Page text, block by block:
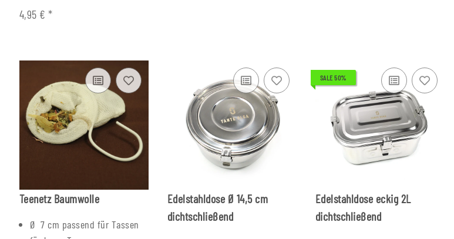
4,95 €*
Teenetz Baumwolle
Ø 7 cm passend für Tassen
Edelstahldose Ø 14,5 cm
dichtschließend
SALE 50%
Edelstahldose eckig 2L
dichtschließend